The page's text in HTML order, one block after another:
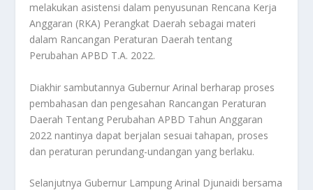
melakukan asistensi dalam penyusunan Rencana Kerja
Anggaran (RKA) Perangkat Daerah sebagai materi
dalam Rancangan Peraturan Daerah tentang
Perubahan APBD T.A. 2022.
Diakhir sambutannya Gubernur Arinal berharap proses
pembahasan dan pengesahan Rancangan Peraturan
Daerah Tentang Perubahan APBD Tahun Anggaran
2022 nantinya dapat berjalan sesuai tahapan, proses
dan peraturan perundang-undangan yang berlaku.
Selanjutnya Gubernur Lampung Arinal Djunaidi bersama